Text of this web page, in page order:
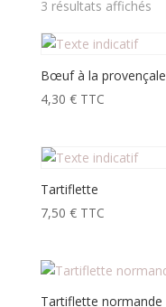
3 résultats affichés
Bœuf à la provençale
4,30 € TTC
Tartiflette
7,50 € TTC
Tartiflette normande